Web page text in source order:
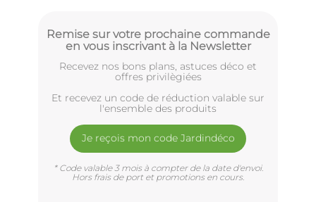
Remise sur votre prochaine commande
en vous inscrivant à la Newsletter
Recevez nos bons plans, astuces déco et
offres privilègiées
Et recevez un code de réduction valable sur
l'ensemble des produits
Je reçois mon code Jardindéco
* Code valable 3 mois à compter de la date d'envoi.
Hors frais de port et promotions en cours.